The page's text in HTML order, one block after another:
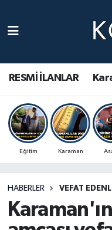
RESMİ İLANLAR
Eğitim Karaman
HABERLER VEFAT
Gündem
Güncel Haberler
Spor Haberleri
Ulusal Haberler
Vefat Edenler